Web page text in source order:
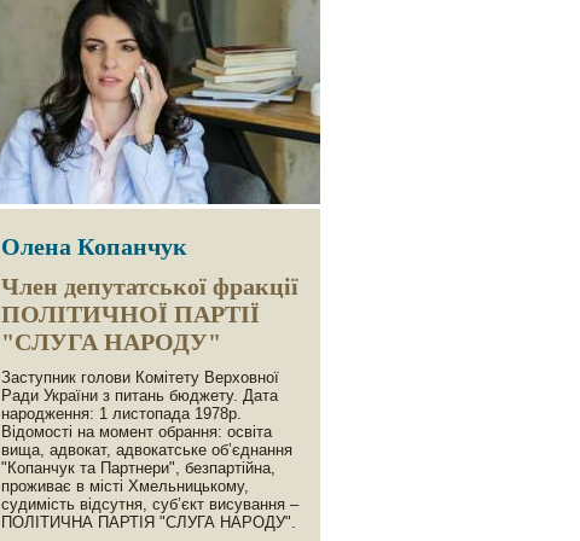
Олена Копанчук
Член депутатської фракції
ПОЛІТИЧНОЇ ПАРТІЇ
"СЛУГА НАРОДУ"
Заступник голови Комітету Верховної
Ради України з питань бюджету. Дата
народження: 1 листопада 1978р.
Відомості на момент обрання: освіта
вища, адвокат, адвокатське об’єднання
"Копанчук та Партнери", безпартійнa,
проживає в місті Хмельницькому,
судимість відсутня, суб’єкт висування –
ПОЛІТИЧНА ПАРТІЯ "СЛУГА НАРОДУ".